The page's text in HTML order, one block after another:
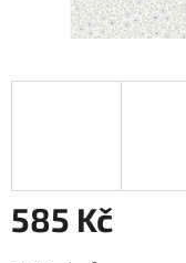
585 Kč